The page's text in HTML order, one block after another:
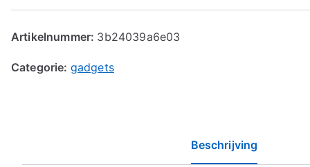
Artikelnummer: 3b24039a6e03
Categorie: gadgets
Beschrijving